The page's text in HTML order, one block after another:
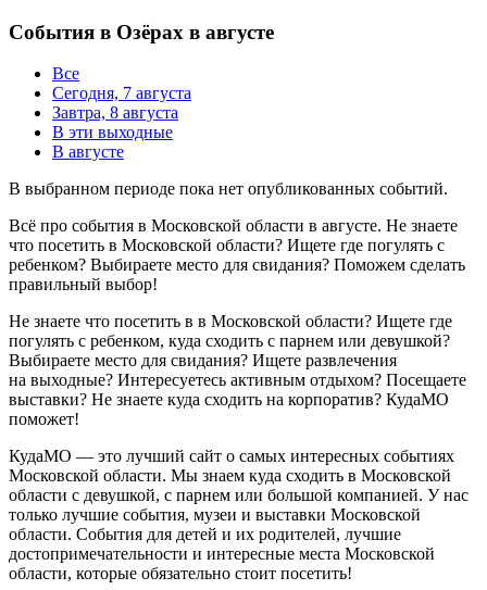
События в Озёрах в августе
Все
Сегодня, 7 августа
Завтра, 8 августа
В эти выходные
В августе
В выбранном периоде пока нет опубликованных событий.
Всё про события в Московской области в августе. Не знаете
что посетить в Московской области? Ищете где погулять с
ребенком? Выбираете место для свидания? Поможем сделать
правильный выбор!
Не знаете что посетить в в Московской области? Ищете где
погулять с ребенком, куда сходить с парнем или девушкой?
Выбираете место для свидания? Ищете развлечения
на выходные? Интересуетесь активным отдыхом? Посещаете
выставки? Не знаете куда сходить на корпоратив? КудаМО
поможет!
КудаМО — это лучший сайт о самых интересных событиях
Московской области. Мы знаем куда сходить в Московской
области с девушкой, с парнем или большой компанией. У нас
только лучшие события, музеи и выставки Московской
области. События для детей и их родителей, лучшие
достопримечательности и интересные места Московской
области, которые обязательно стоит посетить!